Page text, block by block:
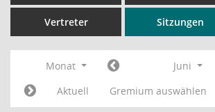
Vertreter Sitzungen
Monat Juni
Aktuell
Gremium auswählen